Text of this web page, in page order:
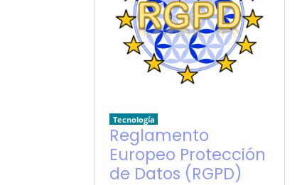
Tecnología
Reglamento
Europeo Protección
de Datos (RGPD)